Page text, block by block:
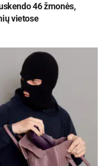
46 žmonės,
vietose